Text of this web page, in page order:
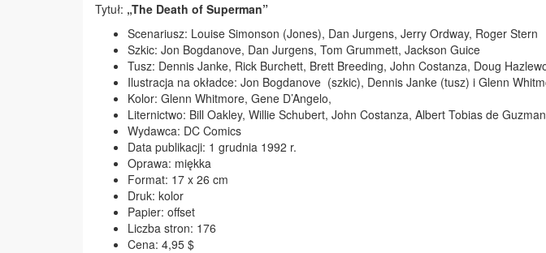
Tytuł: „The Death of Superman”
Scenariusz: Louise Simonson (Jones), Dan Jurgens, Jerry Ordway, Roger Stern
Szkic: Jon Bogdanove, Dan Jurgens, Tom Grummett, Jackson Guice
Tusz: Dennis Janke, Rick Burchett, Brett Breeding, John Costanza, Doug
Ilustracja na okładce: Jon Bogdanove (szkic), Dennis Janke (tusz) i Glenn
Kolor: Glenn Whitmore, Gene D’Angelo,
Liternictwo: Bill Oakley, Willie Schubert, John Costanza, Albert Tobias de Guzman
Wydawca: DC Comics
Data publikacji: 1 grudnia 1992 r.
Oprawa: miękka
Format: 17 x 26 cm
Druk: kolor
Papier: offset
Liczba stron: 176
Cena: 4,95 $